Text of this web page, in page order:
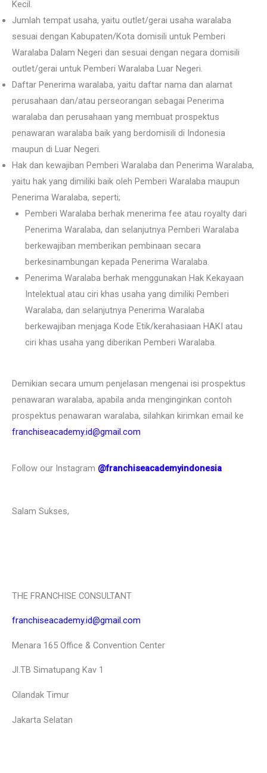
Kecil.
Jumlah tempat usaha, yaitu outlet/gerai usaha waralaba
sesuai dengan Kabupaten/Kota domisili untuk Pemberi
Waralaba Dalam Negeri dan sesuai dengan negara domisili
outlet/gerai untuk Pemberi Waralaba Luar Negeri.
Daftar Penerima waralaba, yaitu daftar nama dan alamat
perusahaan dan/atau perseorangan sebagai Penerima
waralaba dan perusahaan yang membuat prospektus
penawaran waralaba baik yang berdomisili di Indonesia
maupun di Luar Negeri.
Hak dan kewajiban Pemberi Waralaba dan Penerima Waralaba,
yaitu hak yang dimiliki baik oleh Pemberi Waralaba maupun
Penerima Waralaba, seperti;
Pemberi Waralaba berhak menerima fee atau royalty dari
Penerima Waralaba, dan selanjutnya Pemberi Waralaba
berkewajiban memberikan pembinaan secara
berkesinambungan kepada Penerima Waralaba.
Penerima Waralaba berhak menggunakan Hak Kekayaan
Intelektual atau ciri khas usaha yang dimiliki Pemberi
Waralaba, dan selanjutnya Penerima Waralaba
berkewajiban menjaga Kode Etik/kerahasiaan HAKI atau
ciri khas usaha yang diberikan Pemberi Waralaba.
Demikian secara umum penjelasan mengenai isi prospektus
penawaran waralaba, apabila anda menginginkan contoh
prospektus penawaran waralaba, silahkan kirimkan email ke
franchiseacademy.id@gmail.com
Follow our Instagram @franchiseacademyindonesia
Salam Sukses,
THE FRANCHISE CONSULTANT
franchiseacademy.id@gmail.com
Menara 165 Office & Convention Center
Jl.TB Simatupang Kav 1
Cilandak Timur
Jakarta Selatan